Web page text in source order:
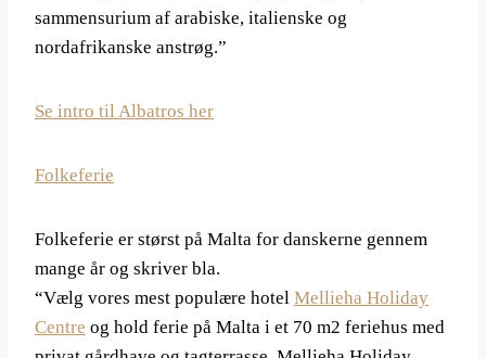
sammensurium af arabiske, italienske og
nordafrikanske anstrøg.”
Se intro til Albatros her
Folkeferie
Folkeferie er størst på Malta for danskerne gennem
mange år og skriver bla.
“Vælg vores mest populære hotel Mellieha Holiday
Centre og hold ferie på Malta i et 70 m2 feriehus med